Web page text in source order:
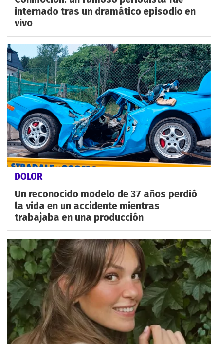
internado tras un dramático episodio en
vivo
DOLOR
Un reconocido modelo de 37 años perdió
la vida en un accidente mientras
trabajaba en una producción